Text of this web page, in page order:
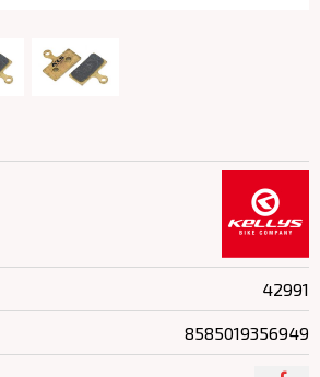
42991
8585019356949